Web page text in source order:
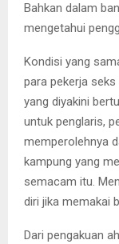
Bahkan dalam
mengetahui
Kondisi yang
para pekerja
yang diyakini
untuk penglaris,
memperolehnya
kampung yang
semacam itu.
diri jika memakai
Dari pengakuan